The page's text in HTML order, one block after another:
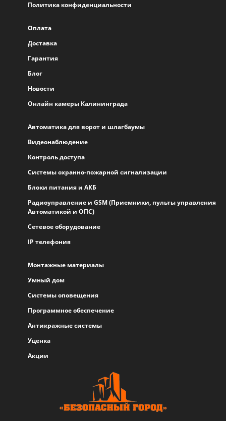
Политика конфиденциальности
Оплата
Доставка
Гарантия
Блог
Новости
Онлайн камеры Калининграда
Автоматика для ворот и шлагбаумы
Видеонаблюдение
Контроль доступа
Системы охранно-пожарной сигнализации
Блоки питания и АКБ
Радиоуправление и GSM (Приемники, пульты управления
Автоматикой и ОПС)
Сетевое оборудование
IP телефония
Монтажные материалы
Умный дом
Системы оповещения
Программное обеспечение
Антикражные системы
Уценка
Акции